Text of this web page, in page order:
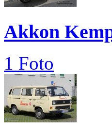
Akkon
1 Foto